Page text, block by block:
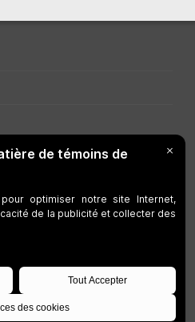
Who can consult this page?